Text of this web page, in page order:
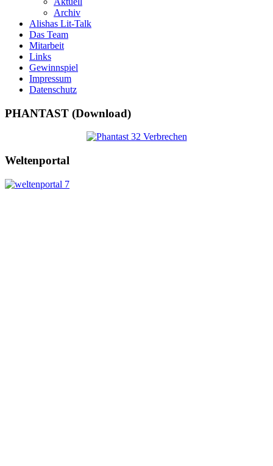
Archiv
Alishas Lit-Talk
Das Team
Mitarbeit
Links
Gewinnspiel
Impressum
Datenschutz
PHANTAST (Download)
Weltenportal